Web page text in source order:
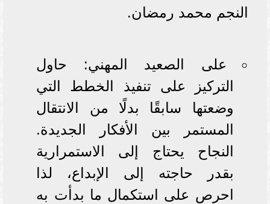
النجم محمد رمضان.
على الصعيد المهني: حاول
التركيز على تنفيذ الخطط التي
وضعتها سابقًا بدلًا من الانتقال
المستمر بين الأفكار الجديدة.
النجاح يحتاج إلى الاستمرارية
بقدر حاجته إلى الإبداع، لذا
احرص على استكمال ما بدأت به